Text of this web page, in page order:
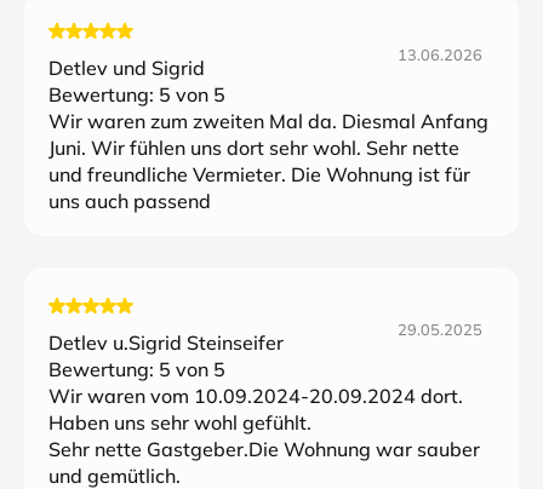
Detlev und Sigrid
13.06.2026
Bewertung: 5 von 5
Wir waren zum zweiten Mal da. Diesmal Anfang
Juni. Wir fühlen uns dort sehr wohl. Sehr nette
und freundliche Vermieter. Die Wohnung ist für
uns auch passend
Detlev u.Sigrid Steinseifer
29.05.2025
Bewertung: 5 von 5
Wir waren vom 10.09.2024-20.09.2024 dort.
Haben uns sehr wohl gefühlt.
Sehr nette Gastgeber.Die Wohnung war sauber
und gemütlich.